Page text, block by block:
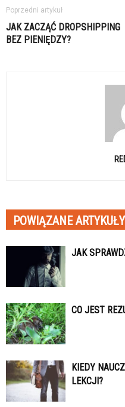
Poprzedni artykuł
JAK ZACZĄĆ DROPSHIPPING
BEZ PIENIĘDZY?
POWIĄZANE ARTYKUŁY
JAK
CO JEST
KIEDY
LEKCJI?